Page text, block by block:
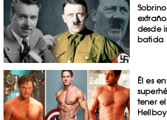
desde
batida
Él es
tener